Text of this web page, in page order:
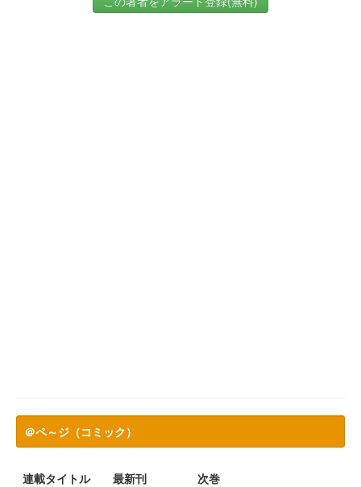
＠ペ～ジ（コミック）
連載タイトル 最新刊
次巻